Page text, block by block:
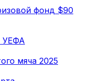
фонд $90
УЕФА
мяча 2025